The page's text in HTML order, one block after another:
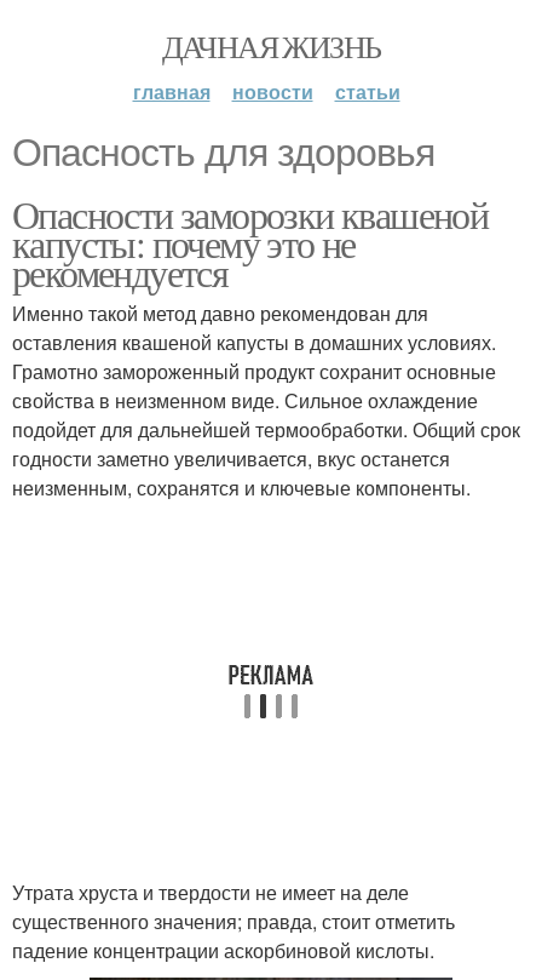
ДАЧНАЯ ЖИЗНЬ
главная новости статьи
Опасность для здоровья
Опасности заморозки квашеной
капусты: почему это не
рекомендуется
Именно такой метод давно рекомендован для
оставления квашеной капусты в домашних условиях.
Грамотно замороженный продукт сохранит основные
свойства в неизменном виде. Сильное охлаждение
подойдет для дальнейшей термообработки. Общий срок
годности заметно увеличивается, вкус останется
неизменным, сохранятся и ключевые компоненты.
Утрата хруста и твердости не имеет на деле
существенного значения; правда, стоит отметить
падение концентрации аскорбиновой кислоты.